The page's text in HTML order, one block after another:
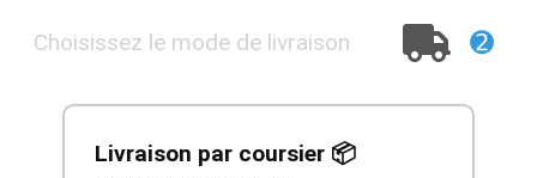
➋
Choisissez le mode de livraison
📦 Livraison par coursier